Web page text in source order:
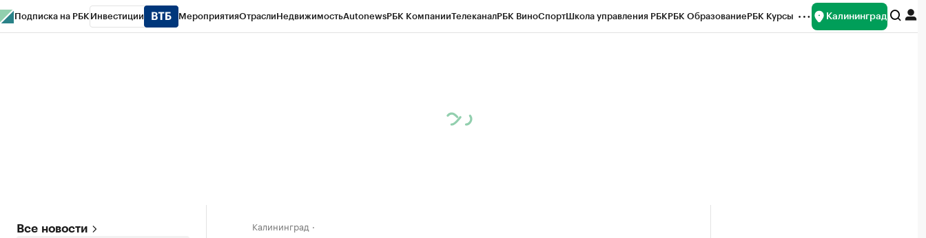
Подписка на РБК Инвестиции МероприятияОтраслиНедвижимостьAutonewsРБК КомпанииТелеканалРБК ВиноСпортШкола управления РБКРБК ОбразованиеРБК Курсы Калининград
Все новости Калининград